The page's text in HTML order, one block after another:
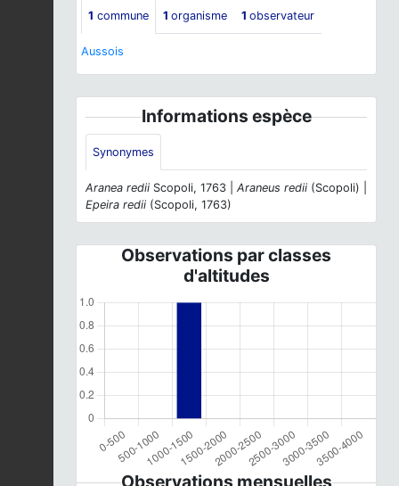
1 commune 1 organisme 1 observateur
Aussois
Informations espèce
Synonymes
Aranea redii Scopoli, 1763 | Araneus redii (Scopoli) |
Epeira redii (Scopoli, 1763)
Observations par classes
d'altitudes
Observations mensuelles